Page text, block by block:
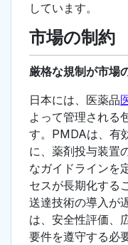
しています。
市場の制約
厳格な規制が市場
日本には、医薬品
よって管理される
す。PMDAは、有
に、薬剤投与装置
なガイドラインを
セスが長期化する
送達技術の導入が
は、安全性評価、
要件を遵守する必